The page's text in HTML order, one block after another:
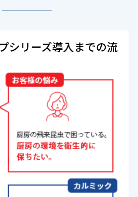
シリーズ導入までの流